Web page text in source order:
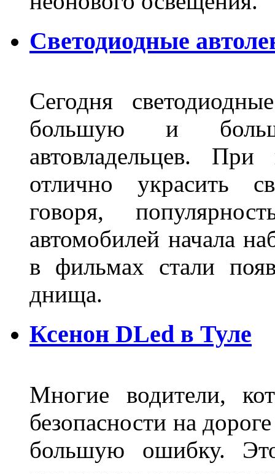
Светодиодные
Сегодня
большую и
автовладельцев.
отлично украсить
говоря,
автомобилей начала
в фильмах стали
днища.
Ксенон DLed в Туле
Многие водители,
безопасности на
большую ошибку.